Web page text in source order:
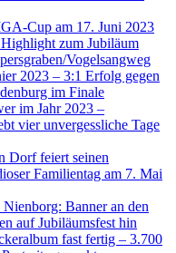
Cup am 17. Juni 2023
zum Jubiläum
Vogelsangweg
2023 – 3:1 Erfolg gegen
im Finale
im Jahr 2023 –
vier unvergessliche Tage
Dorf feiert seinen
Familientag am 7. Mai
Banner an den
auf Jubiläumsfest hin
fast fertig – 3.700